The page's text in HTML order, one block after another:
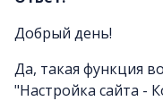
Добрый день!
Да, такая функция
"Настройка сайта -